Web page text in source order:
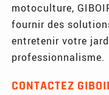
motoculture,
fournir des
entretenir votre
professionnalisme.
CONTACTEZ